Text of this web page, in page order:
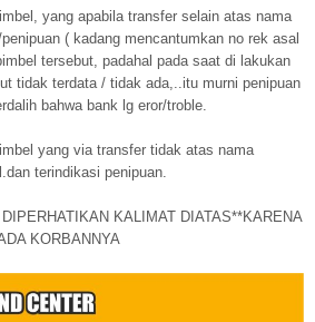
yang apabila transfer selain atas nama
( kadang mencantumkan no rek asal
tersebut, padahal pada saat di lakukan
tidak terdata / tidak ada,..itu murni penipuan
bahwa bank lg eror/troble.
yang via transfer tidak atas nama
terindikasi penipuan.
KALIMAT DIATAS**KARENA
KORBANNYA